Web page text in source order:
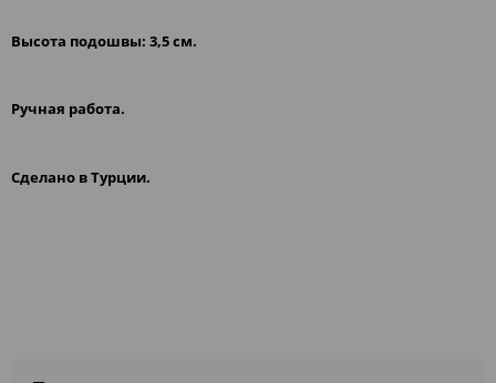
Bысота подошвы: 3,5 см.
Pучная работа.
Сделано в Турции.